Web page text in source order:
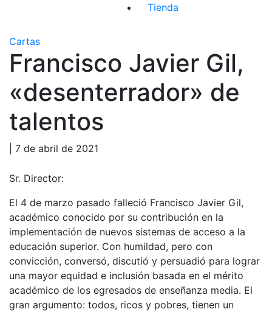
Tienda
Cartas
Francisco Javier Gil,
«desenterrador» de
talentos
| 7 de abril de 2021
Sr. Director:
El 4 de marzo pasado falleció Francisco Javier Gil,
académico conocido por su contribución en la
implementación de nuevos sistemas de acceso a la
educación superior. Con humildad, pero con
convicción, conversó, discutió y persuadió para lograr
una mayor equidad e inclusión basada en el mérito
académico de los egresados de enseñanza media. El
gran argumento: todos, ricos y pobres, tienen un